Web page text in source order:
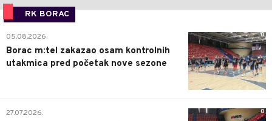
RK BORAC
0
05.08.2026.
Borac m:tel zakazao osam kontrolnih
utakmica pred početak nove sezone
0
27.07.2026.